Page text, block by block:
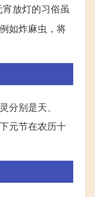
放灯的习俗虽
如炸麻虫，将
别是天、
元节在农历十